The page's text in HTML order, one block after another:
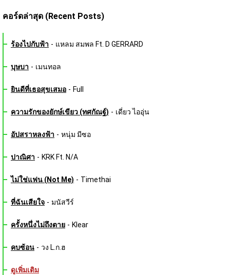
คอร์ดล่าสุด (Recent Posts)
ร้องไปกับฟ้า - แหลม สมพล Ft. D GERRARD
บุษบา - เมนทอล
ยินดีที่เธอสุขเสมอ - Full
ความรักของยักษ์เขียว (ทศกัณฐ์) - เดี่ยว ไออุ่น
อัปสราหลงฟ้า - หนุ่ม มีซอ
ปาณิศา - KRK Ft. N/A
ไม่ใช่แฟน (Not Me) - Timethai
ที่ฉันเสียใจ - มนัสวีร์
ครั้งหนึ่งไม่ถึงตาย - Klear
คบซ้อน - วง L.ก.ฮ
ดูเพิ่มเติม